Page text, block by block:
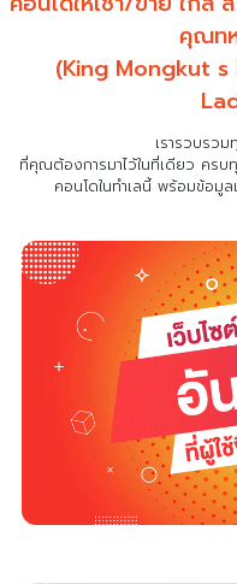
คุณท
(King Mongkut
เรารวบรวม
ที่คุณต้องการมาไว้ในที่เดียว ครบ
คอนโดในทำเลนี้ พร้อมข้อมู